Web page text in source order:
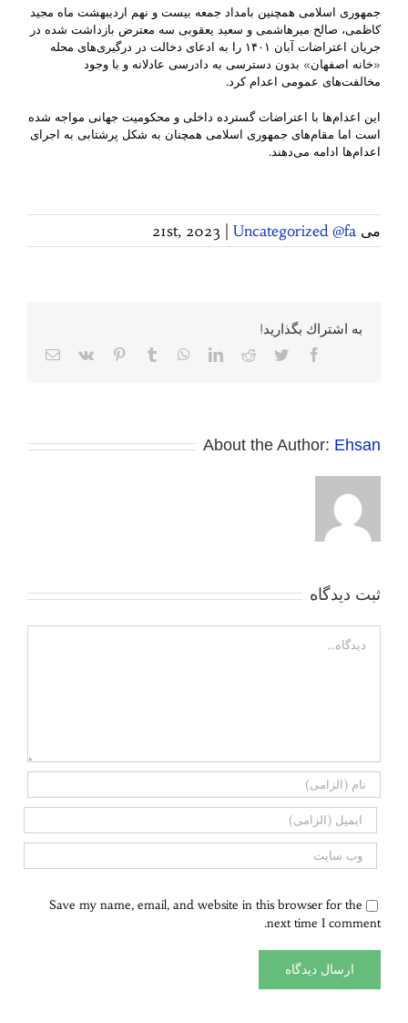
جمهوری اسلامی همچنین بامداد جمعه بیست و نهم اردیبهشت ماه مجید
کاظمی، صالح میرهاشمی و سعید یعقوبی سه معترض بازداشت شده در
جریان اعتراضات آبان ۱۴۰۱ را به ادعای دخالت در درگیری‌های محله
«خانه اصفهان» بدون دسترسی به دادرسی عادلانه و با وجود
مخالفت‌های عمومی اعدام کرد.
این اعدام‌ها با اعتراضات گسترده داخلی و محکومیت جهانی مواجه شده
است اما مقام‌های جمهوری اسلامی همچنان به شکل پرشتابی به اجرای
اعدام‌ها ادامه می‌دهند.
می 21st, 2023 Uncategorized @fa
به اشتراك بگذاريد!
Facebook
Twitter
Reddit
LinkedIn
WhatsApp
Tumblr
Pinterest
Vk
پست
About the Author: Ehsan
ثبت ديدگاه
Save my name, email, and website in this browser for the
next time I comment.